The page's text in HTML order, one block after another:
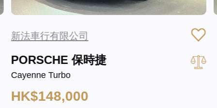
新法車行有限公司
PORSCHE 保時捷
Cayenne Turbo
HK$148,000